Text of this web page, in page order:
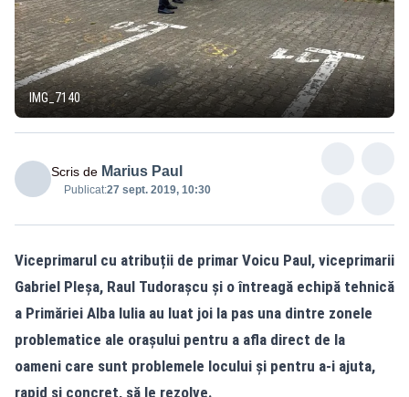
IMG_7140
Scris de Marius Paul
Publicat:27 sept. 2019, 10:30
Viceprimarul cu atribuții de primar Voicu Paul, viceprimarii
Gabriel Pleşa, Raul Tudorașcu şi o întreagă echipă tehnică
a Primăriei Alba Iulia au luat joi la pas una dintre zonele
problematice ale oraşului pentru a afla direct de la
oameni care sunt problemele locului şi pentru a-i ajuta,
rapid şi concret, să le rezolve.